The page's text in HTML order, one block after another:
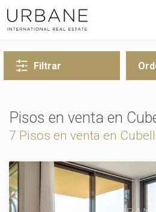
Filtrar
Pisos en venta en
7 Pisos en venta en